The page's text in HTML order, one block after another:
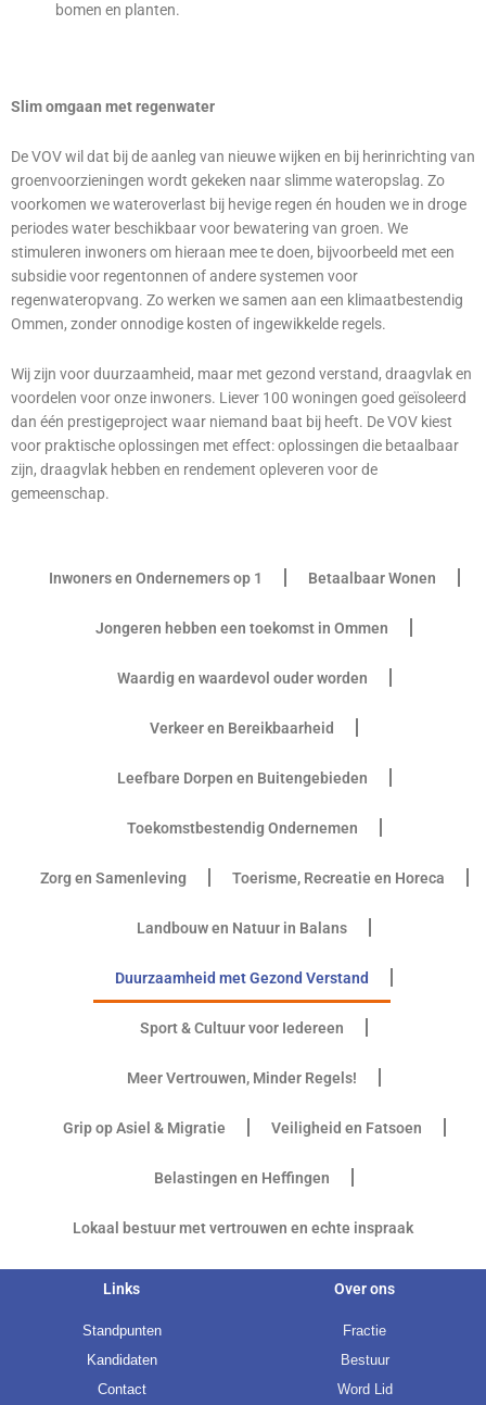
bomen en planten.
Slim omgaan met regenwater
De VOV wil dat bij de aanleg van nieuwe wijken en bij herinrichting van
groenvoorzieningen wordt gekeken naar slimme wateropslag. Zo
voorkomen we wateroverlast bij hevige regen én houden we in droge
periodes water beschikbaar voor bewatering van groen. We
stimuleren inwoners om hieraan mee te doen, bijvoorbeeld met een
subsidie voor regentonnen of andere systemen voor
regenwateropvang. Zo werken we samen aan een klimaatbestendig
Ommen, zonder onnodige kosten of ingewikkelde regels.
Wij zijn voor duurzaamheid, maar met gezond verstand, draagvlak en
voordelen voor onze inwoners. Liever 100 woningen goed geïsoleerd
dan één prestigeproject waar niemand baat bij heeft. De VOV kiest
voor praktische oplossingen met effect: oplossingen die betaalbaar
zijn, draagvlak hebben en rendement opleveren voor de
gemeenschap.
Inwoners en Ondernemers op 1 Betaalbaar Wonen
Jongeren hebben een toekomst in Ommen
Waardig en waardevol ouder worden
Verkeer en Bereikbaarheid
Leefbare Dorpen en Buitengebieden
Toekomstbestendig Ondernemen
Zorg en Samenleving Toerisme, Recreatie en Horeca
Landbouw en Natuur in Balans
Duurzaamheid met Gezond Verstand
Sport & Cultuur voor Iedereen
Meer Vertrouwen, Minder Regels!
Grip op Asiel & Migratie Veiligheid en Fatsoen
Belastingen en Heffingen
Lokaal bestuur met vertrouwen en echte inspraak
Links
Standpunten
Kandidaten
Contact
Over ons
Fractie
Bestuur
Word Lid